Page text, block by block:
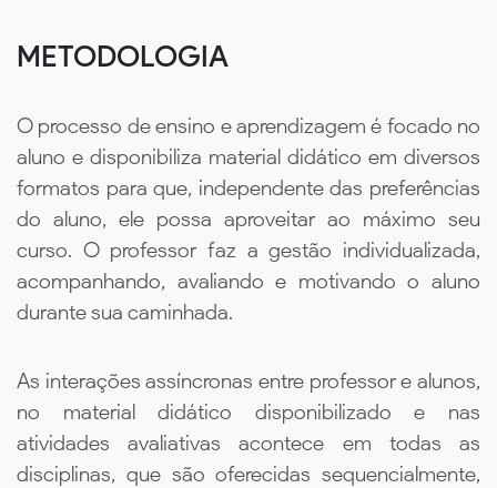
METODOLOGIA
O processo de ensino e aprendizagem é focado no
aluno e disponibiliza material didático em diversos
formatos para que, independente das preferências
do aluno, ele possa aproveitar ao máximo seu
curso. O professor faz a gestão individualizada,
acompanhando, avaliando e motivando o aluno
durante sua caminhada.
As interações assíncronas entre professor e alunos,
no material didático disponibilizado e nas
atividades avaliativas acontece em todas as
disciplinas, que são oferecidas sequencialmente,